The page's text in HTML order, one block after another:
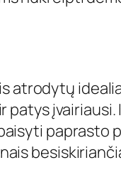
atrodytų
patys
paprasto